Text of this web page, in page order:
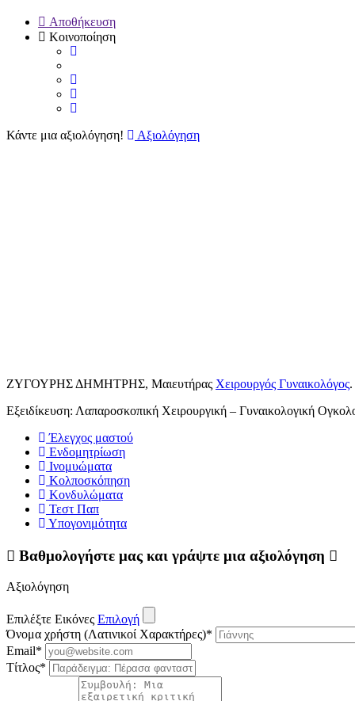
Αποθήκευση
Κοινοποίηση
Κάντε μια αξιολόγηση! Αξιολόγηση
ΖΥΓΟΥΡΗΣ ΔΗΜΗΤΡΗΣ, Μαιευτήρας Χειρουργός Γυναικολόγος.
Εξειδίκευση: Λαπαροσκοπική Χειρουργική – Γυναικολογική
Έλεγχος μαστού
Ενδομητρίωση
Ινομυώματα
Κολποσκόπηση
Κονδυλώματα
Τεστ Παπ
Υπογονιμότητα
Βαθμολογήστε μας και γράψτε μια αξιολόγηση
Αξιολόγηση
Επιλέξτε Εικόνες Επιλογή
Όνομα χρήστη (Λατινικοί Χαρακτήρες)*
Email*
Τίτλος*